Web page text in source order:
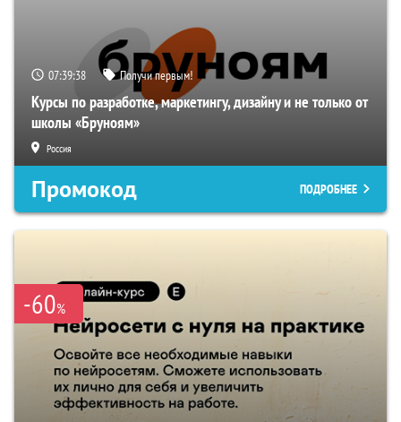
07:39:37 Получи первым!
Курсы по разработке, маркетингу, дизайну и не только от
школы «Бруноям»
Россия
Промокод ПОДРОБНЕЕ
-60%